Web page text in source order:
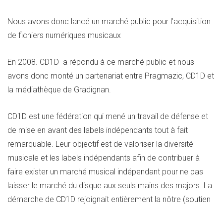
Nous avons donc lancé un marché public pour l’acquisition
de fichiers numériques musicaux
En 2008. CD1D a répondu à ce marché public et nous
avons donc monté un partenariat entre Pragmazic, CD1D et
la médiathèque de Gradignan.
CD1D est une fédération qui mené un travail de défense et
de mise en avant des labels indépendants tout à fait
remarquable. Leur objectif est de valoriser la diversité
musicale et les labels indépendants afin de contribuer à
faire exister un marché musical indépendant pour ne pas
laisser le marché du disque aux seuls mains des majors. La
démarche de CD1D rejoignait entièrement la nôtre (soutien